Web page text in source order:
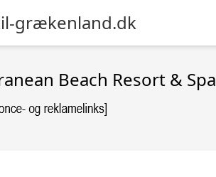
grækenland.dk
Beach Resort & Spa